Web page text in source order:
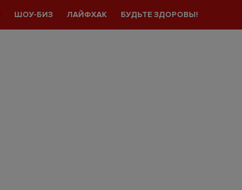
ШОУ-БИЗ ЛАЙФХАК БУДЬТЕ ЗДОРОВЫ!